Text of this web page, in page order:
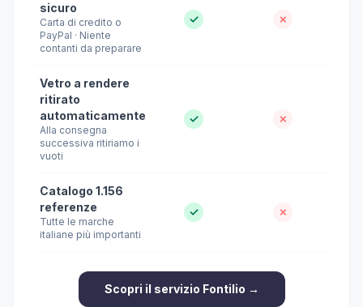
sicuro
Carta di credito o
PayPal · Niente
contanti da preparare
✓ ✗
Vetro a rendere
ritirato
automaticamente
Alla consegna
successiva ritiriamo i
vuoti
✓ ✗
Catalogo 1.156
referenze
Tutte le marche
italiane più importanti
✓ ✗
Scopri il servizio Fontilio →